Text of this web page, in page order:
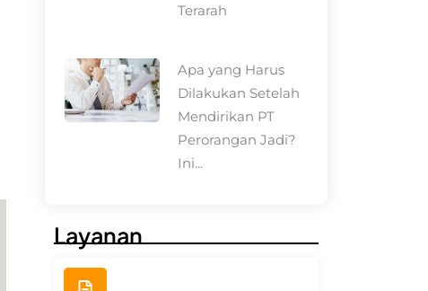
Terarah
Apa yang Harus
Dilakukan Setelah
Mendirikan PT
Perorangan Jadi?
Ini...
Layanan